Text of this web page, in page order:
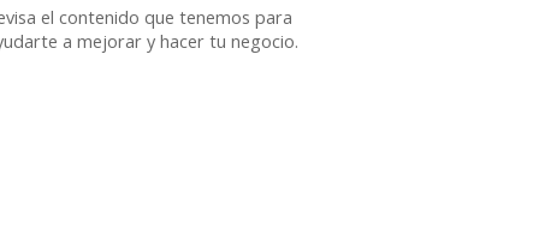
el contenido que tenemos para
a mejorar y hacer tu negocio.